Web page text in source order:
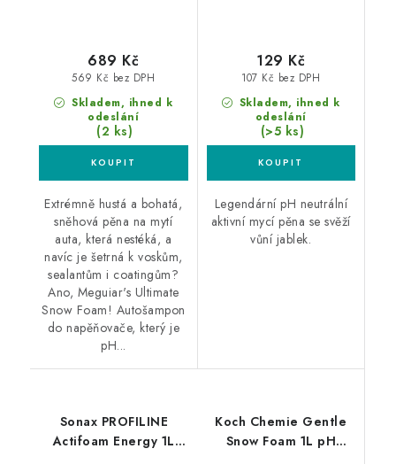
Skladem, ihned k
odeslání
(2 ks)
569 Kč bez DPH
689 Kč
Extrémně hustá a bohatá,
sněhová pěna na mytí
auta, která nestéká, a
navíc je šetrná k voskům,
sealantům i coatingům?
Ano, Meguiar's Ultimate
Snow Foam! Autošampon
do napěňovače, který je
pH...
Skladem, ihned k
odeslání
(>5 ks)
107 Kč bez DPH
129 Kč
Legendární pH neutrální
aktivní mycí pěna se svěží
vůní jablek.
Sonax PROFILINE
Actifoam Energy 1L
Koch Chemie Gentle
Snow Foam 1L pH